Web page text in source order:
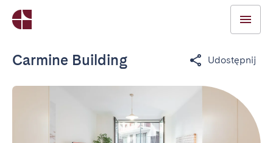
Carmine Building Udostępnij